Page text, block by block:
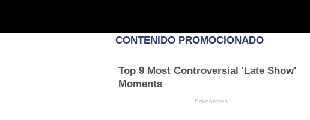
CONTENIDO PROMOCIONADO
Top 9 Most Controversial 'Late Show'
Moments
Brainberries